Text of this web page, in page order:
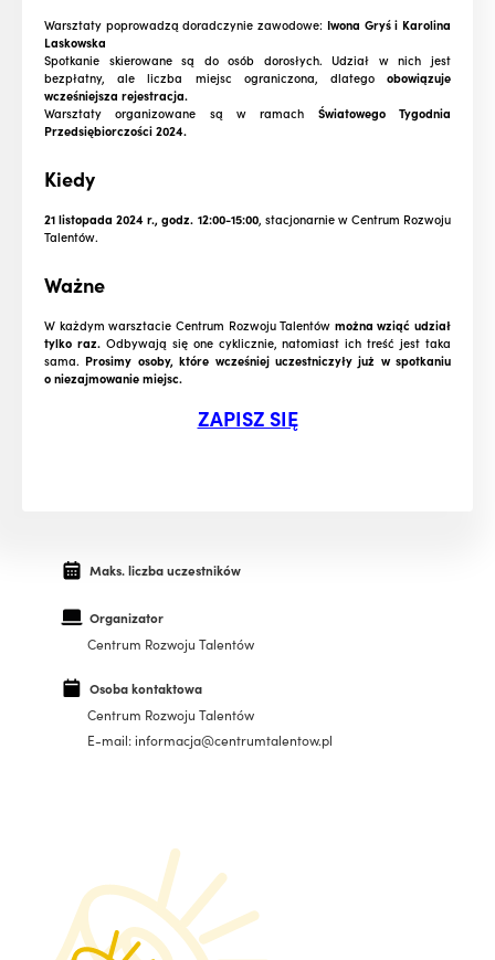
Warsztaty poprowadzą doradczynie zawodowe: Iwona Gryś i Karolina
Laskowska
Spotkanie skierowane są do osób dorosłych. Udział w nich jest
bezpłatny, ale liczba miejsc ograniczona, dlatego obowiązuje
wcześniejsza rejestracja.
Warsztaty organizowane są w ramach Światowego Tygodnia
Przedsiębiorczości 2024.
Kiedy
21 listopada 2024 r., godz. 12:00-15:00, stacjonarnie w Centrum Rozwoju
Talentów.
Ważne
W każdym warsztacie Centrum Rozwoju Talentów można wziąć udział
tylko raz. Odbywają się one cyklicznie, natomiast ich treść jest taka
sama. Prosimy osoby, które wcześniej uczestniczyły już w spotkaniu
o niezajmowanie miejsc.
ZAPISZ SIĘ
Maks. liczba uczestników
Organizator
Centrum Rozwoju Talentów
Osoba kontaktowa
Centrum Rozwoju Talentów
E-mail: informacja@centrumtalentow.pl